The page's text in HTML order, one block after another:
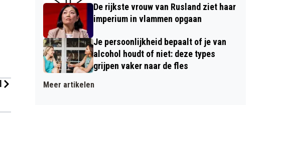
De rijkste vrouw van Rusland ziet haar
imperium in vlammen opgaan
Je persoonlijkheid bepaalt of je van
alcohol houdt of niet: deze types
grijpen vaker naar de fles
Meer artikelen